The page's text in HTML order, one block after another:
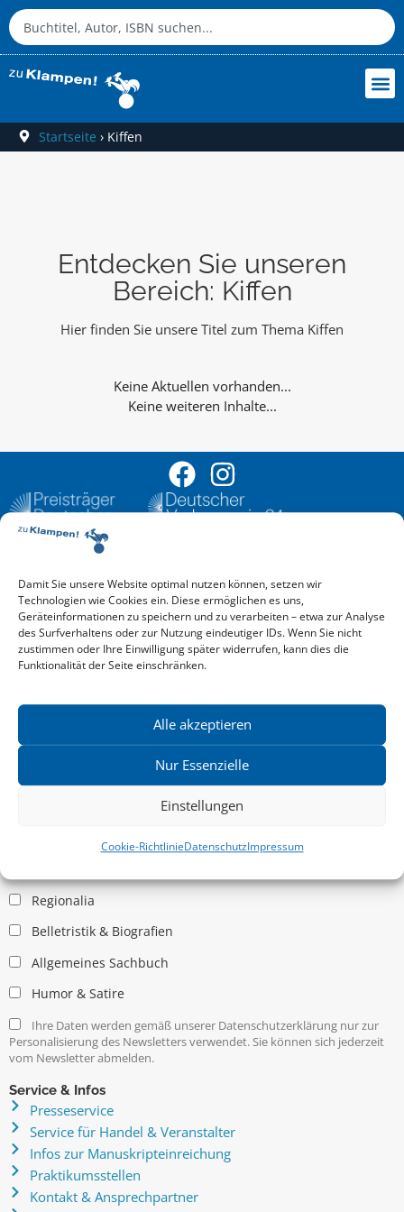
Damit Sie unsere Website optimal nutzen können, setzen wir
Technologien wie Cookies ein. Diese ermöglichen es uns,
Geräteinformationen zu speichern und zu verarbeiten – etwa zur Analyse
des Surfverhaltens oder zur Nutzung eindeutiger IDs. Wenn Sie nicht
zustimmen oder Ihre Einwilligung später widerrufen, kann dies die
Funktionalität der Seite einschränken.
Alle akzeptieren
Nur Essenzielle
Einstellungen
Cookie-RichtlinieDatenschutzImpressum
Startseite › Kiffen
Entdecken Sie unseren
Bereich: Kiffen
Hier finden Sie unsere Titel zum Thema Kiffen
Keine weiteren Inhalte...
Aktuelle Vorschau
Entdecken Sie das aktuelle zu-Klampen!-Verlagsprogramm.
Hier finden Sie die Verlagsvorschau – einfach direkt online
reinlesen oder herunterladen.
Download: Vorschau zu Klampen! Herbst 2026
Mehr aktuelle Vorschauen ansehen
News zu aktuellen Neuheiten und Nachrichten im zu Klampen!
Verlag – jederzeit wieder abbestellbar.
Kritische Theorie / Philosophie
Regionalia
Belletristik & Biografien
Allgemeines Sachbuch
Humor & Satire
Ihre Daten werden gemäß unserer Datenschutzerklärung nur zur
Personalisierung des Newsletters verwendet. Sie können sich jederzeit
vom Newsletter abmelden.
Service & Infos
Presseservice
Service für Handel & Veranstalter
Infos zur Manuskripteinreichung
Praktikumsstellen
Kontakt & Ansprechpartner